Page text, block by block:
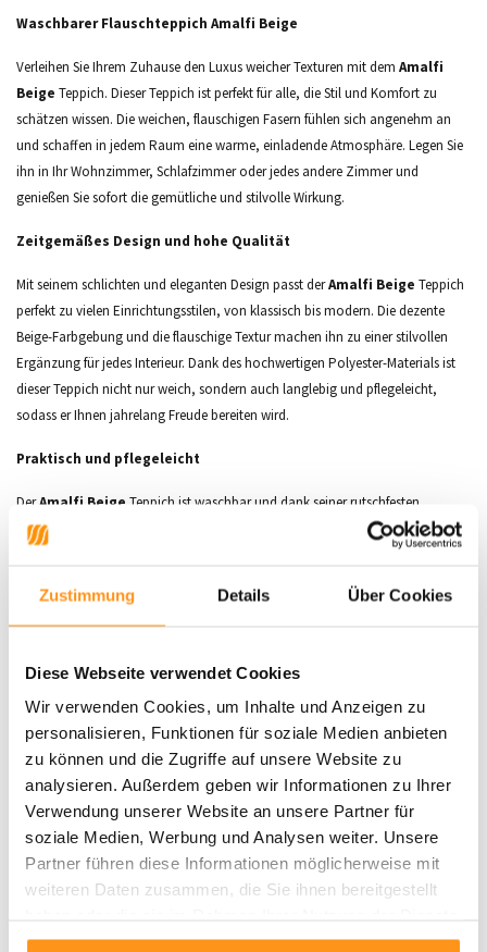
Zustimmung Details Über Cookies
Diese Webseite verwendet Cookies
Wir verwenden Cookies, um Inhalte und Anzeigen zu
personalisieren, Funktionen für soziale Medien anbieten
zu können und die Zugriffe auf unsere Website zu
analysieren. Außerdem geben wir Informationen zu Ihrer
Verwendung unserer Website an unsere Partner für
soziale Medien, Werbung und Analysen weiter. Unsere
Partner führen diese Informationen möglicherweise mit
weiteren Daten zusammen, die Sie ihnen bereitgestellt
gesammelt haben.
Nicht auf Lager
Nicht auf Lager
Waschbarer Flauschteppich Amalfi Beige
Verleihen Sie Ihrem Zuhause den Luxus weicher Texturen mit dem Amalfi
Beige Teppich. Dieser Teppich ist perfekt für alle, die Stil und Komfort zu
schätzen wissen. Die weichen, flauschigen Fasern fühlen sich angenehm an
und schaffen in jedem Raum eine warme, einladende Atmosphäre. Legen Sie
ihn in Ihr Wohnzimmer, Schlafzimmer oder jedes andere Zimmer und
genießen Sie sofort die gemütliche und stilvolle Wirkung.
Zeitgemäßes Design und hohe Qualität
Mit seinem schlichten und eleganten Design passt derAmalfi Beige Teppich
perfekt zu vielen Einrichtungsstilen, von klassisch bis modern. Die dezente
Beige-Farbgebung und die flauschige Textur machen ihn zu einer stilvollen
Ergänzung für jedes Interieur. Dank des hochwertigen Polyester-Materials ist
dieser Teppich nicht nur weich, sondern auch langlebig und pflegeleicht,
sodass er Ihnen jahrelang Freude bereiten wird.
Praktisch und pflegeleicht
DerAmalfi Beige Teppich ist waschbar und dank seiner rutschfesten
Unterseite immer an seinem Platz. Er ist
-zertifiziert, was bedeutet,
dass er frei von Schadstoffen ist und sicher für Ihr Zuhause ist. Verleihen Sie
Komfort und Stil.
Florhöhe:10 mm
Waschbar und pflegeleicht
Pflegehinweise:
Regelmäßig mit einem Staubsauger ohne Bürstenaufsatz reinigen.
Flecken vorsichtig mit einem feuchten Tuch abtupfen und mit einem
geeigneten Teppichreiniger entfernen.
Der Teppich sollte nicht nass gereinigt werden.
Eine professionelle Reinigung wird empfohlen, um die Qualität des